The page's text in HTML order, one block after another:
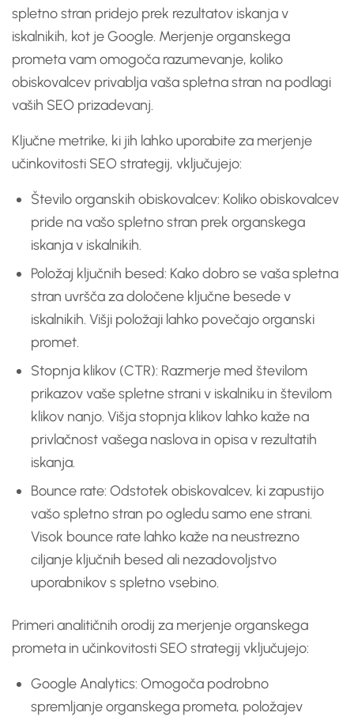
spletno stran pridejo prek rezultatov iskanja v
iskalnikih, kot je Google. Merjenje organskega
prometa vam omogoča razumevanje, koliko
obiskovalcev privablja vaša spletna stran na podlagi
vaših SEO prizadevanj.
Ključne metrike, ki jih lahko uporabite za merjenje
učinkovitosti SEO strategij, vključujejo:
Število organskih obiskovalcev: Koliko obiskovalcev
pride na vašo spletno stran prek organskega
iskanja v iskalnikih.
Položaj ključnih besed: Kako dobro se vaša spletna
stran uvršča za določene ključne besede v
iskalnikih. Višji položaji lahko povečajo organski
promet.
Stopnja klikov (CTR): Razmerje med številom
prikazov vaše spletne strani v iskalniku in številom
klikov nanjo. Višja stopnja klikov lahko kaže na
privlačnost vašega naslova in opisa v rezultatih
iskanja.
Bounce rate: Odstotek obiskovalcev, ki zapustijo
vašo spletno stran po ogledu samo ene strani.
Visok bounce rate lahko kaže na neustrezno
ciljanje ključnih besed ali nezadovoljstvo
uporabnikov s spletno vsebino.
Primeri analitičnih orodij za merjenje organskega
prometa in učinkovitosti SEO strategij vključujejo:
Google Analytics: Omogoča podrobno
spremljanje organskega prometa, položajev